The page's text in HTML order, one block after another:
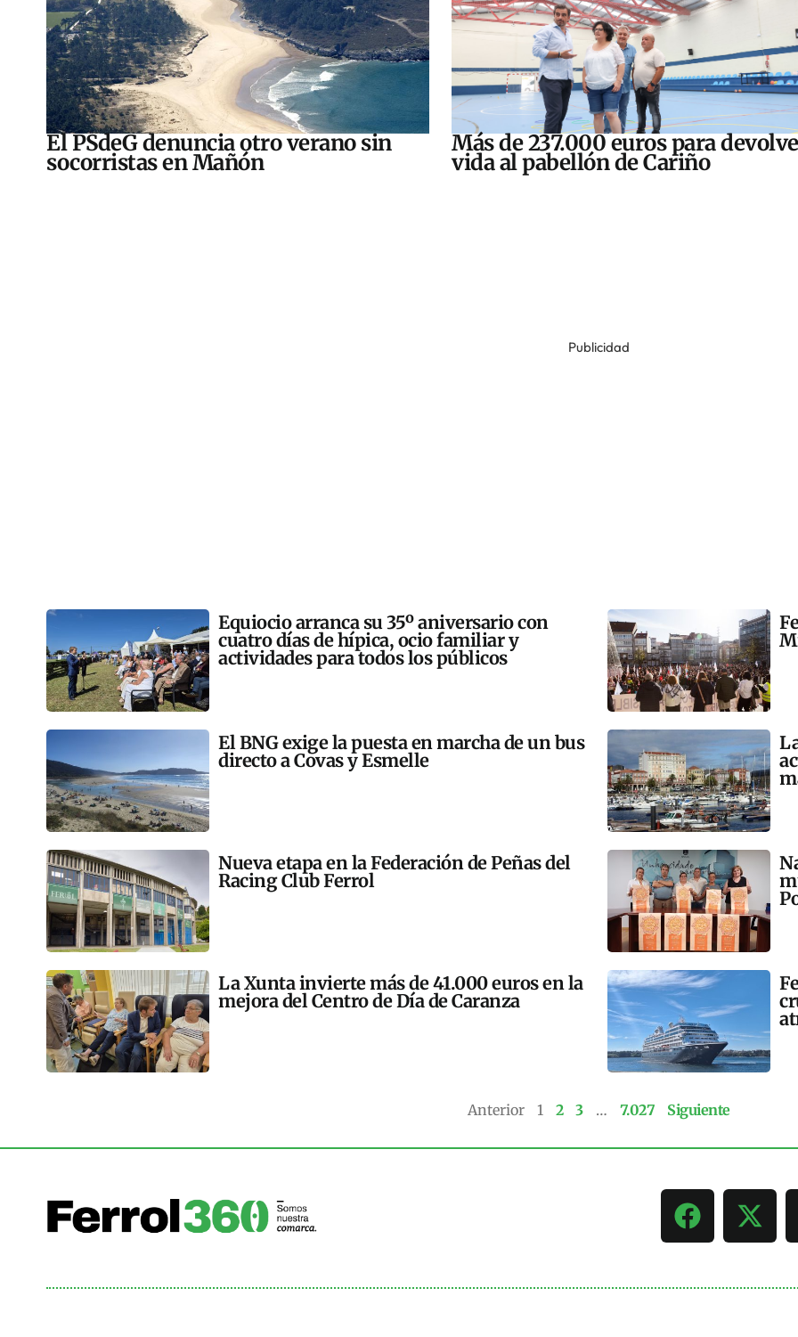
El PSdeG denuncia otro verano sin
socorristas en Mañón
Más de 237.000 euros para
vida al pabellón de Cariño
Publicidad
Equiocio arranca su 35º aniversario con
cuatro días de hípica, ocio familiar y
actividades para todos los públicos
El BNG exige la puesta en marcha de un bus
directo a Covas y Esmelle
Nueva etapa en la Federación de Peñas del
Racing Club Ferrol
La Xunta invierte más de 41.000 euros en la
mejora del Centro de Día de Caranza
Anterior 1 2 3 … 7.027 Siguiente